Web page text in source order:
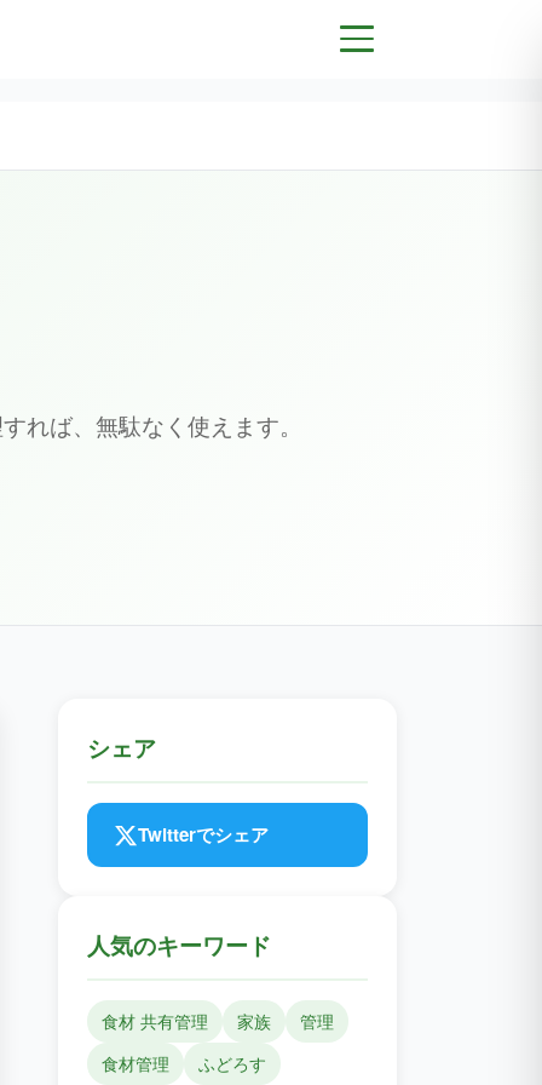
れば、無駄なく使えます。
シェア
Twitterでシェア
人気のキーワード
食材 共有管理 家族
管理
食材管理
ふどろす